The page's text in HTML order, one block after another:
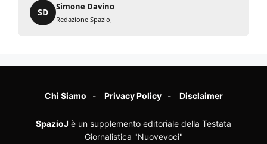
SD
Simone Davino
Redazione SpazioJ
Chi Siamo Privacy Policy Disclaimer
SpazioJ è un supplemento editoriale della Testata
Giornalistica "Nuovevoci"